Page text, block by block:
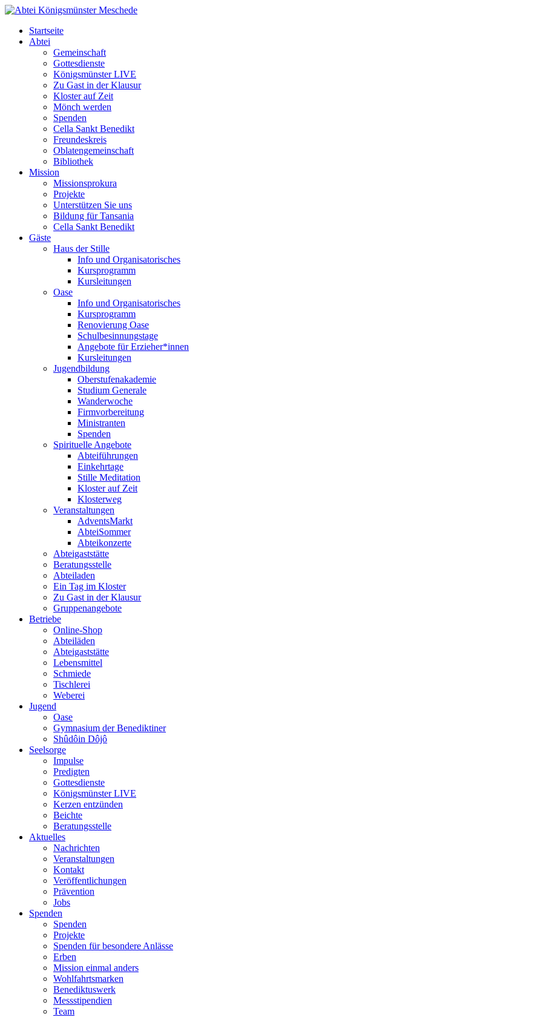
Startseite
Abtei
Gemeinschaft
Gottesdienste
Königsmünster LIVE
Zu Gast in der Klausur
Kloster auf Zeit
Mönch werden
Spenden
Cella Sankt Benedikt
Freundeskreis
Oblatengemeinschaft
Bibliothek
Mission
Missionsprokura
Projekte
Unterstützen Sie uns
Bildung für Tansania
Cella Sankt Benedikt
Gäste
Haus der Stille
Info und Organisatorisches
Kursprogramm
Kursleitungen
Oase
Info und Organisatorisches
Kursprogramm
Renovierung Oase
Schulbesinnungstage
Angebote für Erzieher*innen
Kursleitungen
Jugendbildung
Oberstufenakademie
Studium Generale
Wanderwoche
Firmvorbereitung
Ministranten
Spenden
Spirituelle Angebote
Abteiführungen
Einkehrtage
Stille Meditation
Kloster auf Zeit
Klosterweg
Veranstaltungen
AdventsMarkt
AbteiSommer
Abteikonzerte
Abteigaststätte
Beratungsstelle
Abteiladen
Ein Tag im Kloster
Zu Gast in der Klausur
Gruppenangebote
Betriebe
Online-Shop
Abteiläden
Abteigaststätte
Lebensmittel
Schmiede
Tischlerei
Weberei
Jugend
Oase
Gymnasium der Benediktiner
Shûdôin Dôjô
Seelsorge
Impulse
Predigten
Gottesdienste
Königsmünster LIVE
Kerzen entzünden
Beichte
Beratungsstelle
Aktuelles
Nachrichten
Veranstaltungen
Kontakt
Veröffentlichungen
Prävention
Jobs
Spenden
Spenden
Projekte
Spenden für besondere Anlässe
Erben
Mission einmal anders
Wohlfahrtsmarken
Benediktuswerk
Messstipendien
Team